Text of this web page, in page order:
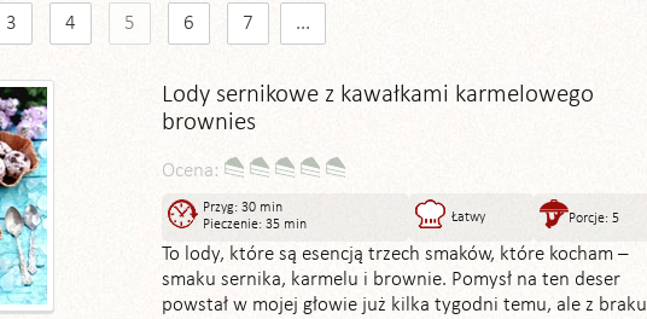
3 4 5 6 7 ...
Lody sernikowe z kawałkami karmelowego
brownies
Ocena:
Przyg: 30 min
Pieczenie: 35 min
Łatwy Porcje: 5
To lody, które są esencją trzech smaków, które kocham –
smaku sernika, karmelu i brownie. Pomysł na ten deser
powstał w mojej głowie już kilka tygodni temu, ale z braku